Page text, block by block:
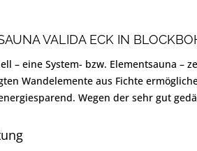
VALIDA ECK IN
– eine System- bzw. Elementsauna
Wandelemente aus Fichte
Wegen der sehr gut